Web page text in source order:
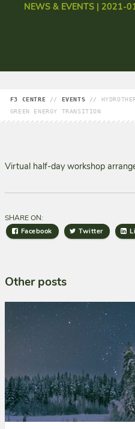
NEWS & EVENTS | 2021-
F3 CENTRE // EVENTS //
GREEN ENERGY TRANSITION
Virtual half-day workshop
SHARE ON:
Facebook Twitter
Other posts